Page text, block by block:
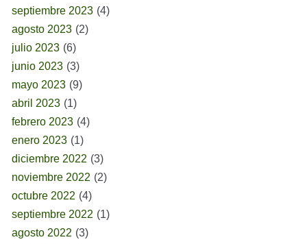
septiembre 2023 (4)
agosto 2023 (2)
julio 2023 (6)
junio 2023 (3)
mayo 2023 (9)
abril 2023 (1)
febrero 2023 (4)
enero 2023 (1)
diciembre 2022 (3)
noviembre 2022 (2)
octubre 2022 (4)
septiembre 2022 (1)
agosto 2022 (3)